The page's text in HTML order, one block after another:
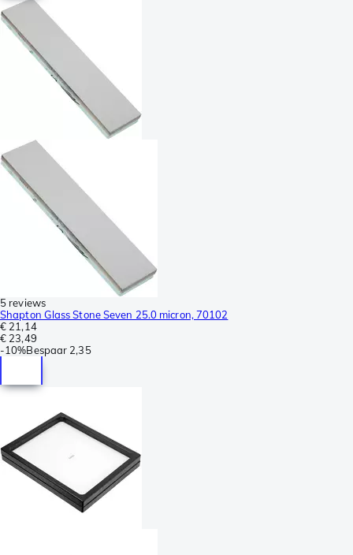
5 reviews
Shapton Glass Stone Seven 25.0 micron, 70102
€ 21,14
€ 23,49
-10%Bespaar 2,35